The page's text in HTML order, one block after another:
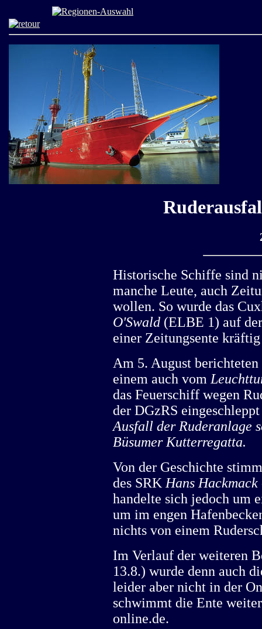
Historische Schiffe sind
manche Leute, auch
wollen. So wurde das
O'Swald (ELBE 1) auf
einer Zeitungsente
Am 5. August
einem auch vom
das Feuerschiff wegen
der DGzRS
Ausfall der Ruderanlage
Büsumer Kutterregatta.
Von der Geschichte
des SRK Hans Hackmack
handelte sich jedoch um
um im engen
nichts von einem
Im Verlauf der weiteren
13.8.) wurde denn auch
leider aber nicht in der
schwimmt die Ente
online.de.